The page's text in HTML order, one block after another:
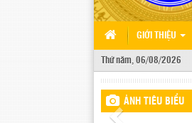
GIỚI THIỆU
Thứ năm, 06/08/2026
ẢNH TIÊU BIỂU